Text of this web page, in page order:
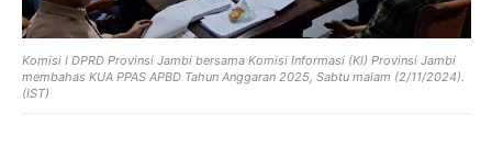
Komisi I DPRD Provinsi Jambi bersama Komisi Informasi (KI) Provinsi Jambi
membahas KUA PPAS APBD Tahun Anggaran 2025, Sabtu malam (2/11/2024).
(IST)